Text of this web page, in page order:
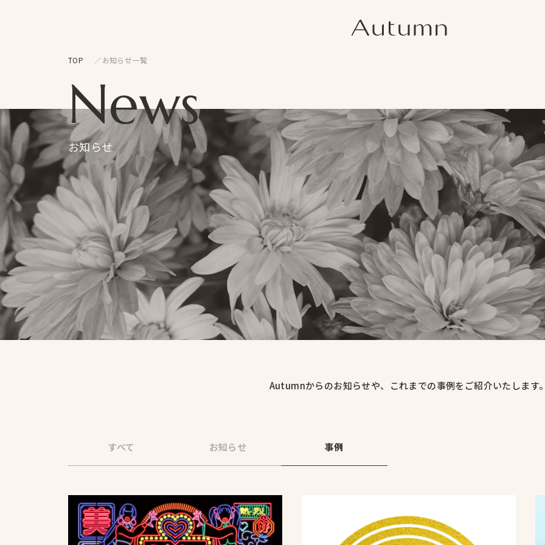
TOP お知らせ一覧
News
お知らせ
Autumnからのお知らせや、これまでの事例をご紹介いたします
すべて お知らせ 事例